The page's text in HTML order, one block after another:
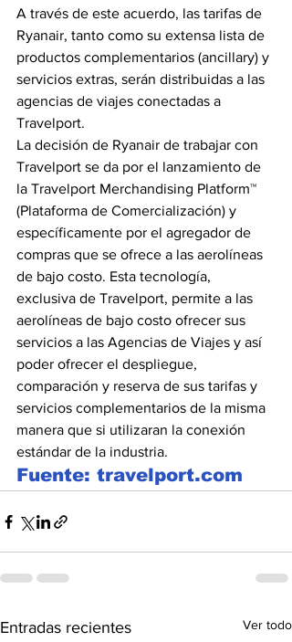
A través de este acuerdo, las tarifas de
Ryanair, tanto como su extensa lista de
productos complementarios (ancillary) y
servicios extras, serán distribuidas a las
agencias de viajes conectadas a
Travelport.
La decisión de Ryanair de trabajar con
Travelport se da por el lanzamiento de
la Travelport Merchandising Platform™
(Plataforma de Comercialización) y
específicamente por el agregador de
compras que se ofrece a las aerolíneas
de bajo costo. Esta tecnología,
exclusiva de Travelport, permite a las
aerolíneas de bajo costo ofrecer sus
servicios a las Agencias de Viajes y así
poder ofrecer el despliegue,
comparación y reserva de sus tarifas y
servicios complementarios de la misma
manera que si utilizaran la conexión
estándar de la industria.
Fuente: travelport.com
Entradas recientes Ver todo